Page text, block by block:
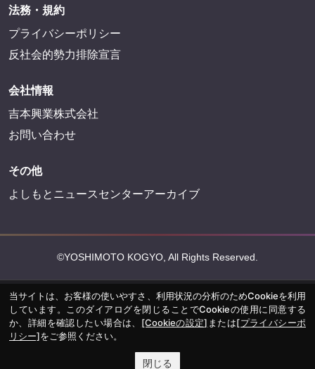
法務・規約
プライバシーポリシー
反社会的勢力排除宣言
会社情報
吉本興業株式会社
お問い合わせ
その他
よしもとニュースセンターアーカイブ
©YOSHIMOTO KOGYO, All Rights Reserved.
当サイトは、お客様の使いやすさ、利用状況の分析のためCookieを利用
しています。このダイアログを閉じることでCookieの使用に同意する
か、詳細を確認したい場合は、 [Cookieの設定] または[プライバシーポ
リシー]をご参照ください。
閉じる